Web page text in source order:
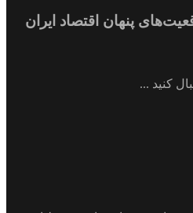
پنهان اقتصاد ایران
کنید ...